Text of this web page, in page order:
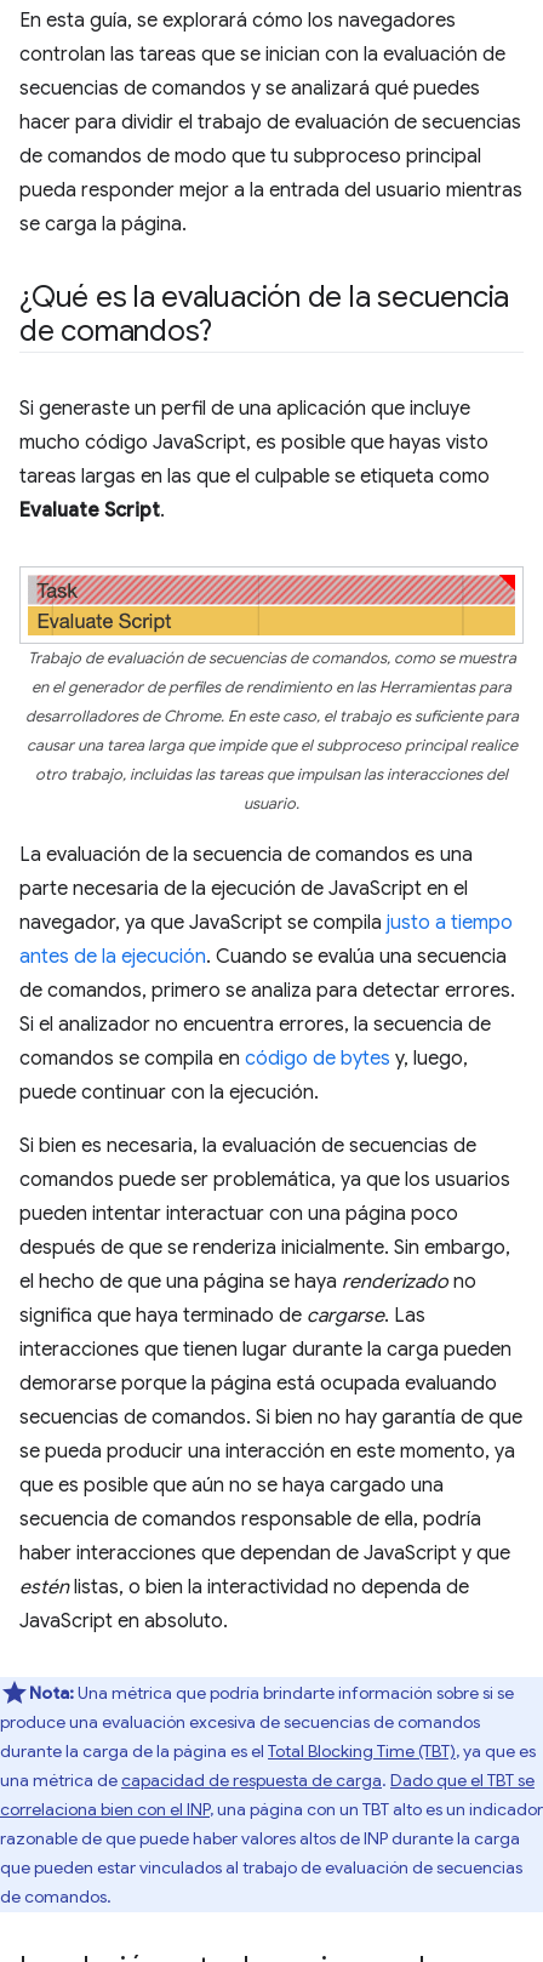
En esta guía, se explorará cómo los navegadores
controlan las tareas que se inician con la evaluación de
secuencias de comandos y se analizará qué puedes
hacer para dividir el trabajo de evaluación de secuencias
de comandos de modo que tu subproceso principal
pueda responder mejor a la entrada del usuario mientras
se carga la página.
¿Qué es la evaluación de la secuencia
de comandos?
Si generaste un perfil de una aplicación que incluye
mucho código JavaScript, es posible que hayas visto
tareas largas en las que el culpable se etiqueta como
Evaluate Script.
Trabajo de evaluación de secuencias de comandos, como se muestra
en el generador de perfiles de rendimiento en las Herramientas para
desarrolladores de Chrome. En este caso, el trabajo es suficiente para
causar una tarea larga que impide que el subproceso principal realice
otro trabajo, incluidas las tareas que impulsan las interacciones del
usuario.
La evaluación de la secuencia de comandos es una
parte necesaria de la ejecución de JavaScript en el
navegador, ya que JavaScript se compila justo a tiempo
antes de la ejecución. Cuando se evalúa una secuencia
de comandos, primero se analiza para detectar errores.
Si el analizador no encuentra errores, la secuencia de
comandos se compila en código de bytes y, luego,
puede continuar con la ejecución.
Si bien es necesaria, la evaluación de secuencias de
comandos puede ser problemática, ya que los usuarios
pueden intentar interactuar con una página poco
después de que se renderiza inicialmente. Sin embargo,
el hecho de que una página se haya renderizado no
significa que haya terminado de cargarse. Las
interacciones que tienen lugar durante la carga pueden
demorarse porque la página está ocupada evaluando
secuencias de comandos. Si bien no hay garantía de que
se pueda producir una interacción en este momento, ya
que es posible que aún no se haya cargado una
secuencia de comandos responsable de ella, podría
haber interacciones que dependan de JavaScript y que
esténlistas, o bien la interactividad no dependa de
JavaScript en absoluto.
Nota:Una métrica que podría brindarte información sobre si se
produce una evaluación excesiva de secuencias de comandos
durante la carga de la página es el Total Blocking Time (TBT), ya que es
una métrica decapacidad de respuesta de carga. Dado que el TBT se
correlaciona bien con el INP, una página con un TBT alto es un indicador
razonable de que puede haber valores altos de INP durante la carga
que pueden estar vinculados al trabajo de evaluación de secuencias
de comandos.